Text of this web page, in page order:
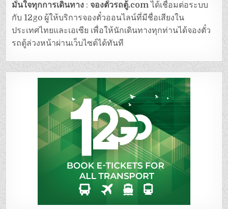
มั่นใจทุกการเดินทาง :จองตั๋วรถตู้.comได้เชื่อมต่อระบบ
กับ 12go ผู้ให้บริการจองตั๋วออนไลน์ที่มีชื่อเสียงใน
ประเทศไทยและเอเซีย เพื่อให้นักเดินทางทุกท่านได้จองตั๋ว
รถตู้ล่วงหน้าผ่านเว็บไซต์ได้ทันที